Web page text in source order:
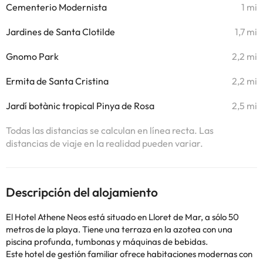
Cementerio Modernista 1 mi
Jardines de Santa Clotilde 1,7 mi
Gnomo Park 2,2 mi
Ermita de Santa Cristina 2,2 mi
Jardí botànic tropical Pinya de Rosa 2,5 mi
Todas las distancias se calculan en línea recta. Las
distancias de viaje en la realidad pueden variar.
Descripción del alojamiento
El Hotel Athene Neos está situado en Lloret de Mar, a sólo 50
metros de la playa. Tiene una terraza en la azotea con una
piscina profunda, tumbonas y máquinas de bebidas.
Este hotel de gestión familiar ofrece habitaciones modernas con